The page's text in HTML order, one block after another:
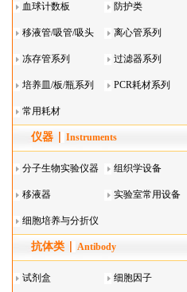
血球计数板 防护类
移液管/吸管/吸头
系列
离心管系列
冻存管系列 过滤器系列
培养皿/板/瓶系列 PCR耗材系列
常用耗材
仪器 Instruments
分子生物实验仪器 组织学设备
移液器 实验室常用设备
细胞培养与分折仪
器叠
抗体类 Antibody
试剂盒 细胞因子